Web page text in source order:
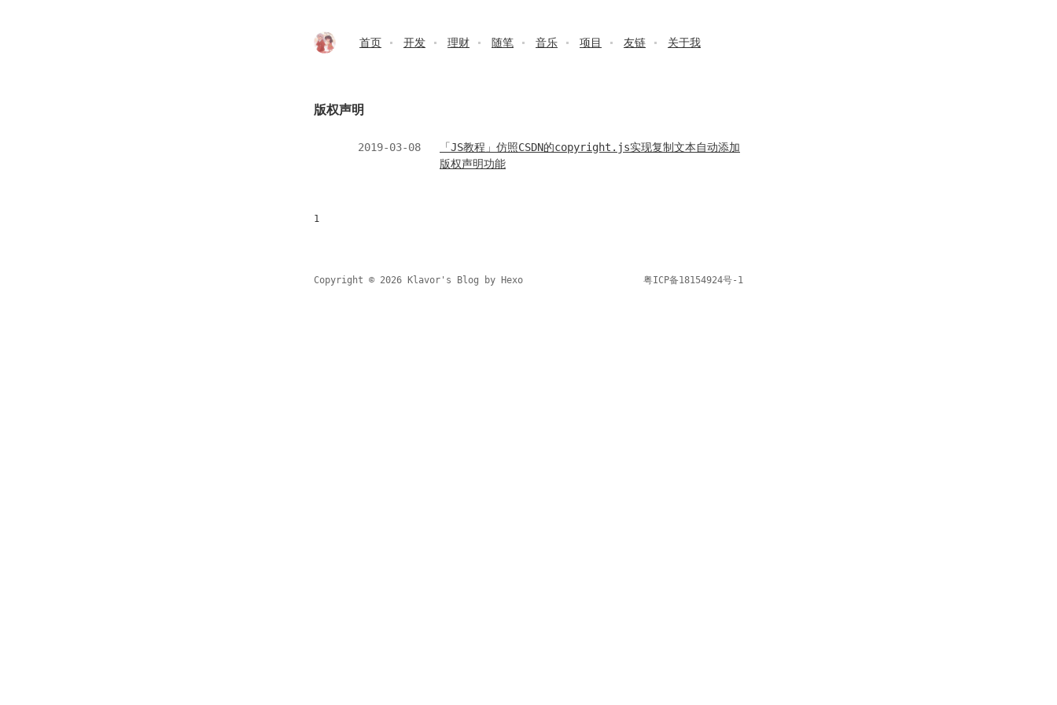
首页 开发 理财 随笔 音乐 项目 友链 关于我
版权声明
2019-03-08
「JS教程」仿照CSDN的copyright.js实现复制文本自动添加
版权声明功能
1
Copyright © 2026 Klavor's Blog by Hexo 粤ICP备18154924号-1